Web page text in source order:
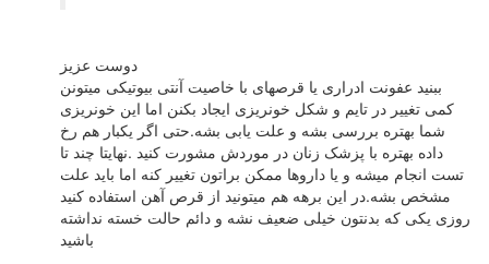
دوست عزیز
ببنید عفونت ادراری یا قرصهای با خاصیت آنتی بیوتیکی میتونن
کمی تغییر در تایم و شکل خونریزی ایجاد بکنن اما این خونریزی
شما بهتره بررسی بشه و علت یابی بشه.حتی اگر یکبار هم رخ
داده بهتره با پزشک زنان در موردش مشورت کنید .نهایتا چند تا
تست انجام میشه و یا داروها ممکن براتون تغییر کنه اما باید علت
مشخص بشه.در این برهه هم میتونید از قرص آهن استفاده کنید
روزی یکی که بدنتون خیلی ضعیف نشه و دائم حالت خسته نداشته
باشید